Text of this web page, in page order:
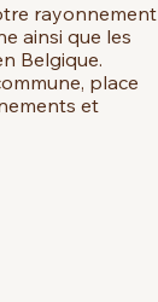
rayonnement
ainsi que les
Belgique.
place
et